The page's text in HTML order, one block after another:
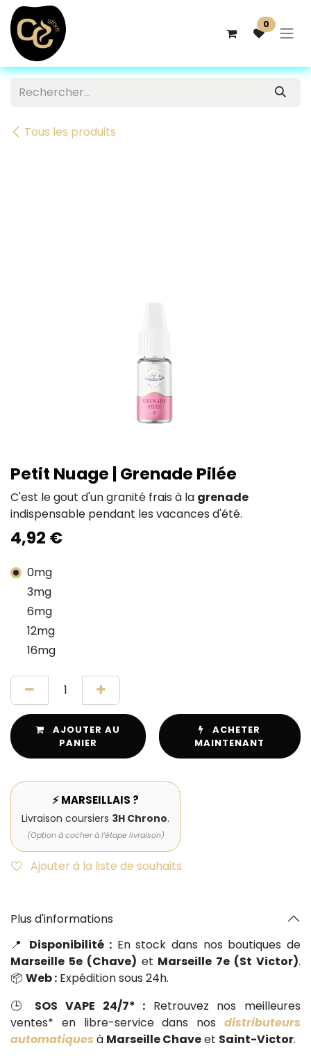
Se rendre au contenu
0
Tous les produits
Petit Nuage | Grenade Pilée
C'est le gout d'un granité frais à la grenade
indispensable pendant les vacances d'été.
4,92 €
0mg
3mg
6mg
12mg
16mg
AJOUTER AU
PANIER
ACHETER
MAINTENANT
⚡ MARSEILLAIS ?
Livraison coursiers 3H Chrono.
(Option à cocher à l'étape livraison)
Ajouter à la liste de souhaits
Plus d'informations
📍 Disponibilité : En stock dans nos boutiques de
Marseille 5e (Chave) et Marseille 7e (St Victor).
📦 Web : Expédition sous 24h.
🕒 SOS VAPE 24/7* : Retrouvez nos meilleures
ventes* en libre-service dans nos distributeurs
automatiques à Marseille Chaveet Saint-Victor.